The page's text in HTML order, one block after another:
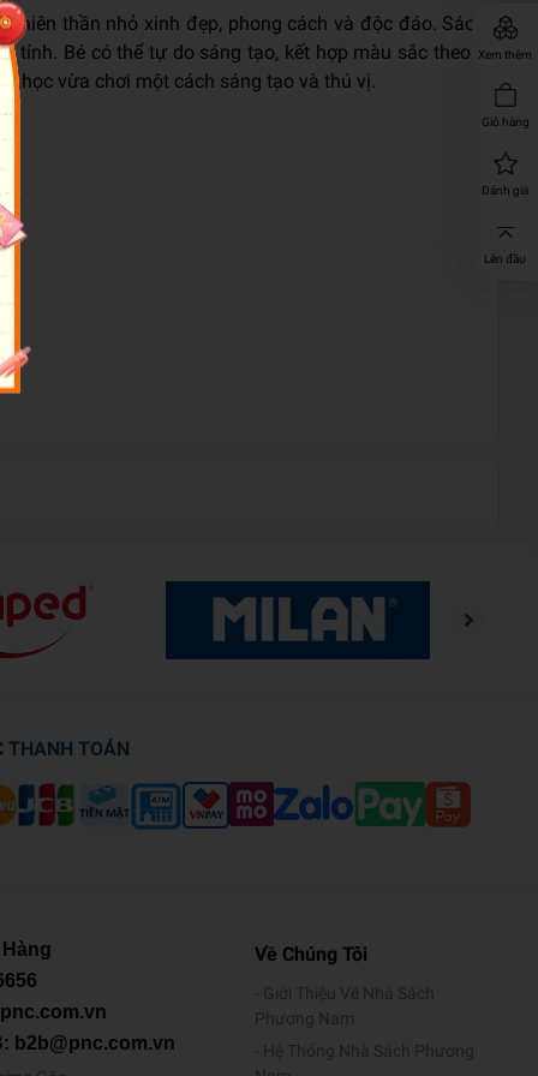
Xem thêm
Giỏ hàng
Đánh giá
Lên đầu
thần nhỏ xinh đẹp, phong cách và độc đáo. Sách
tính. Bé có thể tự do sáng tạo, kết hợp màu sắc theo ý
học vừa chơi một cách sáng tạo và thú vị.
THANH TOÁN
b2b@pnc.com.vn
Về Chúng Tôi
Giới Thiệu Về Nhà Sách
Phương Nam
Hệ Thống Nhà Sách Phương